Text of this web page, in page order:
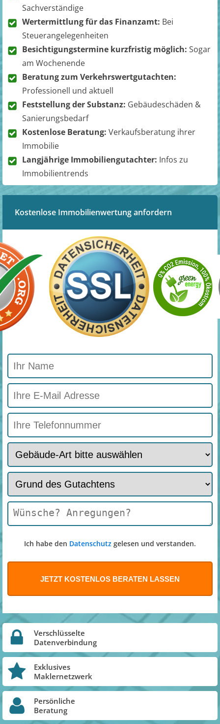
Sachverständige
Wertermittlung für das Finanzamt: Bei
Steuerangelegenheiten
Besichtigungstermine kurzfristig möglich: Sogar
am Wochenende
Beratung zum Verkehrswertgutachten:
Professionell und aktuell
Feststellung der Substanz: Gebäudeschäden &
Sanierungsbedarf
Kostenlose Beratung: Verkaufsberatung ihrer
Immobilie
Langjährige Immobiliengutachter: Infos zu
Immobilientrends
Kostenlose Immobilienwertung anfordern
Ich habe den Datenschutz gelesen und verstanden.
Verschlüsselte
Datenverbindung
Exklusives
Maklernetzwerk
Persönliche
Beratung